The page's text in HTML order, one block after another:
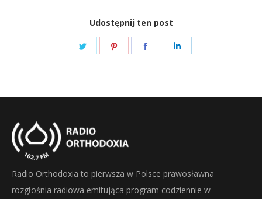
Udostępnij ten post
Share
Share
Share
Radio Orthodoxia to pierwsza w Polsce prawosławna
rozgłośnia radiowa emitująca program codziennie w